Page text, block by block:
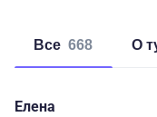
Все 668 о
Елена